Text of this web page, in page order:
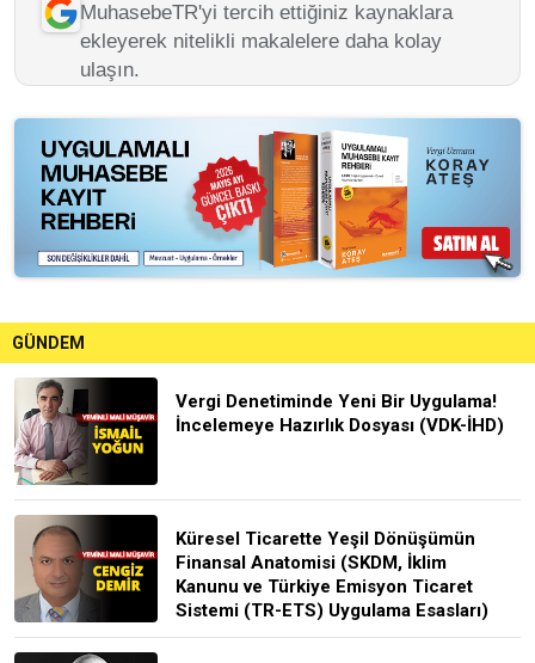
MuhasebeTR'yi tercih ettiğiniz kaynaklara
ekleyerek nitelikli makalelere daha kolay
ulaşın.
GÜNDEM
Vergi Denetiminde Yeni Bir Uygulama!
İncelemeye Hazırlık Dosyası (VDK-İHD)
Küresel Ticarette Yeşil Dönüşümün
Finansal Anatomisi (SKDM, İklim
Kanunu ve Türkiye Emisyon Ticaret
Sistemi (TR-ETS) Uygulama Esasları)